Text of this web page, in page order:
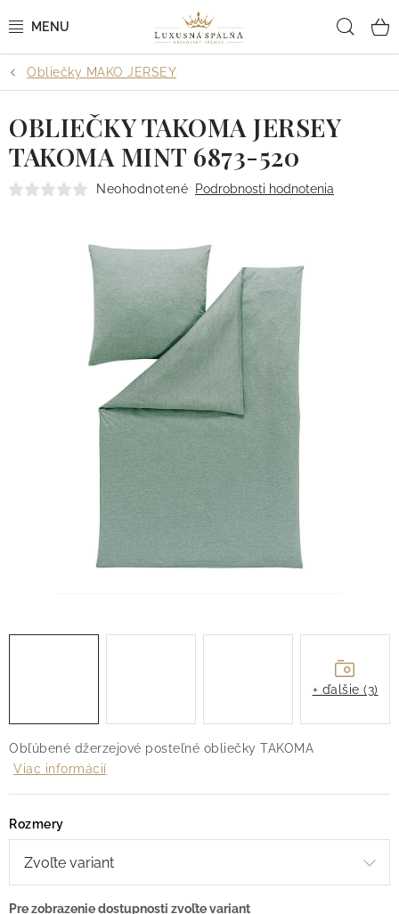
na
POSTEĽNÉ OBLIEČKY
POSTEĽNÉ PLACHTY
PREHOZY A PAPLÓNY
BYTOVÝ TEXTIL
KÚPEĽŇA + WELLNESS
Doprava
Kontakt
Obchodné podmienky
Podmienky ochrany osobných údajov
Reklamačný poriadok
Vrátenie tovaru
Obliečky MAKO JERSEY
Obľúbené džerzejové posteľné obliečky TAKOMA
Viac informácií
Rozmery
OBLIEČKY TAKOMA JERSEY
TAKOMA MINT 6873-520
Neohodnotené Podrobnosti hodnotenia
+ ďalšie (3)